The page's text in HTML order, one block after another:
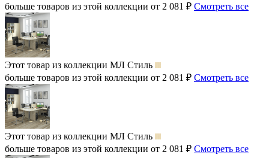
больше товаров из этой коллекции от 2 081 ₽ Смотреть все
Этот товар из коллекции МЛ Стиль
больше товаров из этой коллекции от 2 081 ₽ Смотреть все
Этот товар из коллекции МЛ Стиль
больше товаров из этой коллекции от 2 081 ₽ Смотреть все